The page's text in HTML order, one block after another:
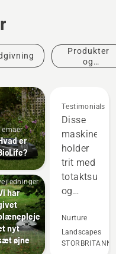
Produkter
og
er
gør
og
har
nyt
øjne
Testimonials
Disse
maskiner
holder
trit med
og
bedre
på
mange
Nurture
Landscapes